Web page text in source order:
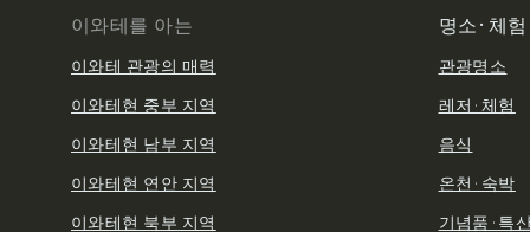
이와테를 아는
이와테 관광의 매력
이와테현 중부 지역
이와테현 남부 지역
이와테현 연안 지역
이와테현 북부 지역
명소·체험
관광명소
레저·체험
음식
온천·숙박
기념품·특